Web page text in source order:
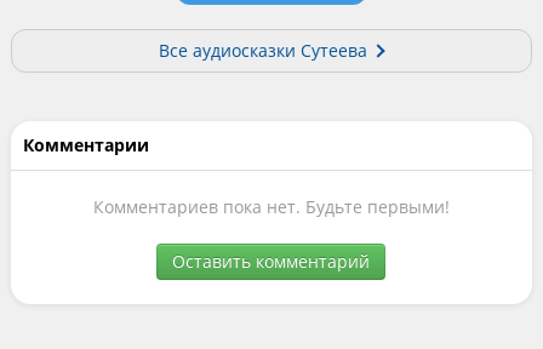
Все аудиосказки Сутеева
Комментарии
Комментариев пока нет. Будьте первыми!
Оставить комментарий